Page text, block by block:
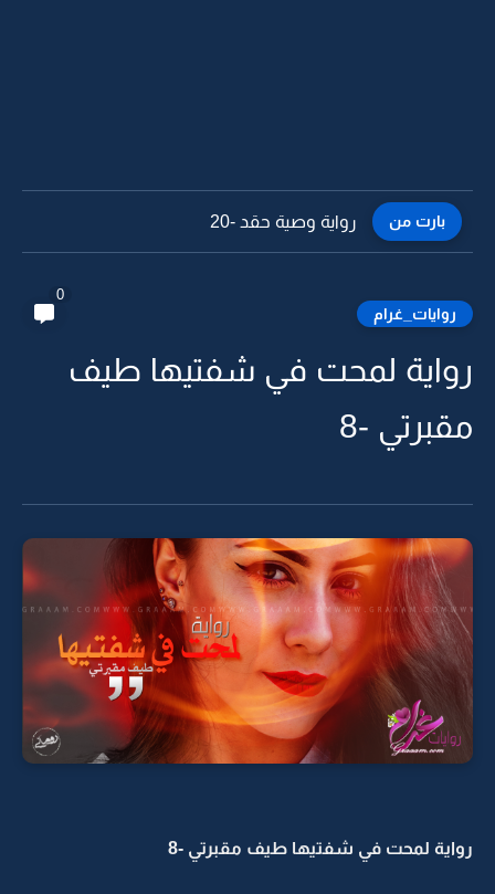
بارت من رواية وصية حقد -19
روايات_غرام
0
رواية لمحت في شفتيها طيف
مقبرتي -8
رواية لمحت في شفتيها طيف مقبرتي -8